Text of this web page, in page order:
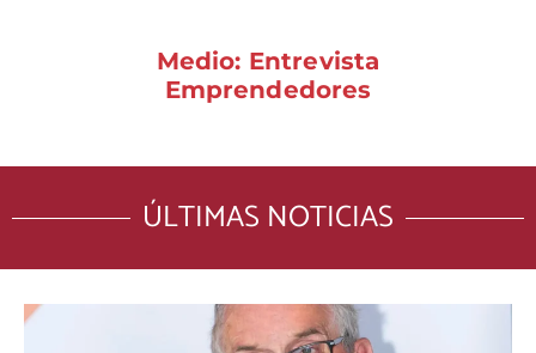
Medio: Entrevista
Emprendedores
ÚLTIMAS NOTICIAS